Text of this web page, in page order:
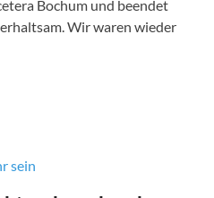
Bochum und beendet
Wir waren wieder